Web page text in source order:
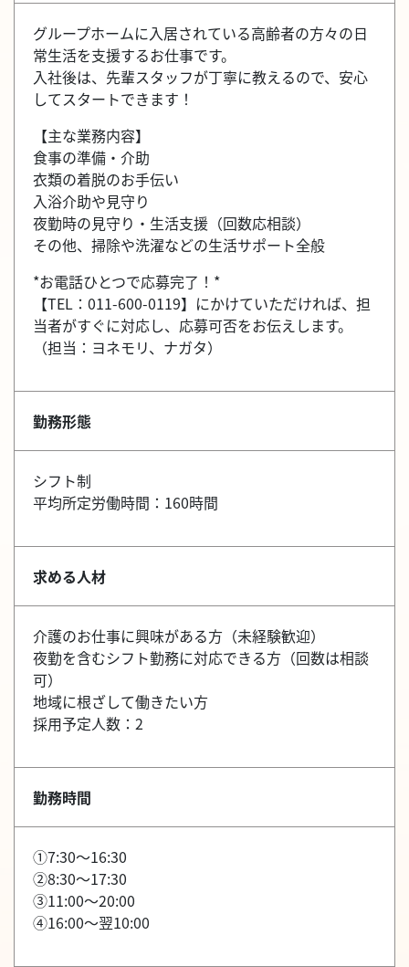
グループホームに入居されている高齢者の方々の日
常生活を支援するお仕事です。
入社後は、先輩スタッフが丁寧に教えるので、安心
してスタートできます！
【主な業務内容】
食事の準備・介助
衣類の着脱のお手伝い
入浴介助や見守り
夜勤時の見守り・生活支援（回数応相談）
その他、掃除や洗濯などの生活サポート全般
*お電話ひとつで応募完了！*
【TEL：011-600-0119】にかけていただければ、担
当者がすぐに対応し、応募可否をお伝えします。
（担当：ヨネモリ、ナガタ）
勤務形態
シフト制
平均所定労働時間：160時間
求める人材
介護のお仕事に興味がある方（未経験歓迎）
夜勤を含むシフト勤務に対応できる方（回数は相談
可）
地域に根ざして働きたい方
採用予定人数：2
勤務時間
①7:30～16:30
②8:30～17:30
③11:00～20:00
④16:00～翌10:00